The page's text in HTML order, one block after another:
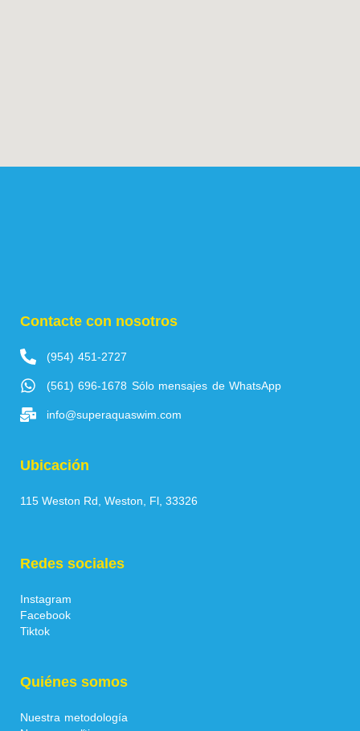
Contacte con nosotros
(954) 451-2727
(561) 696-1678 Sólo mensajes de WhatsApp
info@superaquaswim.com
Ubicación
115 Weston Rd, Weston, Fl, 33326
Redes sociales
Instagram
Facebook
Tiktok
Quiénes somos
Nuestra metodología